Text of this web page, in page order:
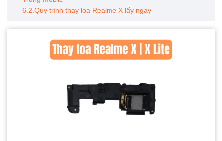
6.2.Quy trình thay loa Realme X lấy ngay